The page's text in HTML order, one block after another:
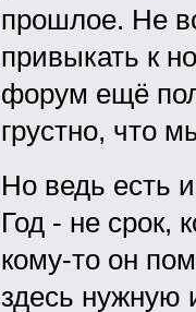
прошлое. Не
привыкать к
форум ещё
грустно, что
Но ведь есть
Год - не срок,
кому-то он
здесь